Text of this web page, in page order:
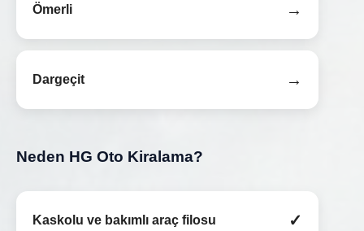
Ömerli →
Dargeçit →
Neden HG Oto Kiralama?
Kaskolu ve bakımlı araç filosu ✓